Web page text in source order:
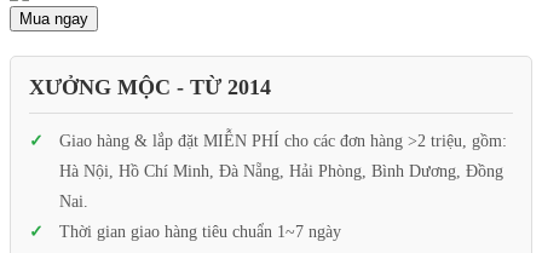
Mua ngay
XƯỞNG MỘC - TỪ 2014
Giao hàng & lắp đặt MIỄN PHÍ cho các đơn hàng >2 triệu, gồm:
Hà Nội, Hồ Chí Minh, Đà Nẵng, Hải Phòng, Bình Dương, Đồng
Nai.
Thời gian giao hàng tiêu chuẩn 1~7 ngày